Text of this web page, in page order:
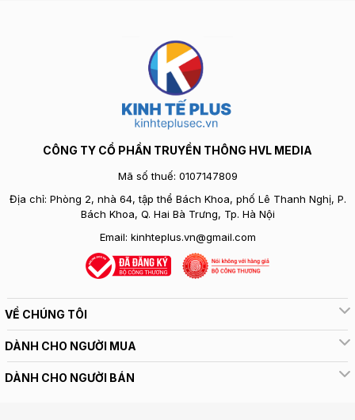
CÔNG TY CỔ PHẦN TRUYỀN THÔNG HVL MEDIA
Mã số thuế: 0107147809
Địa chỉ: Phòng 2, nhà 64, tập thể Bách Khoa, phố Lê Thanh Nghị, P.
Bách Khoa, Q. Hai Bà Trưng, Tp. Hà Nội
Email: kinhteplus.vn@gmail.com
VỀ CHÚNG TÔI
DÀNH CHO NGƯỜI MUA
DÀNH CHO NGƯỜI BÁN